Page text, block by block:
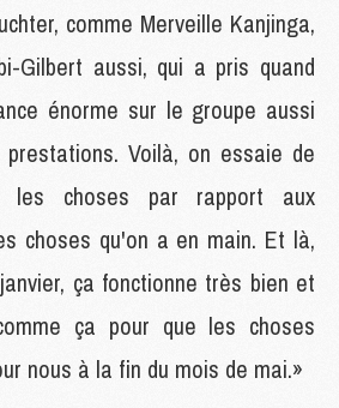
comme Merveille Kanjinga,
Gilbert aussi, qui a pris quand
énorme sur le groupe aussi
Voilà, on essaie de
les choses par rapport aux
choses qu'on a en main. Et là,
ça fonctionne très bien et
ça pour que les choses
nous à la fin du mois de mai.»